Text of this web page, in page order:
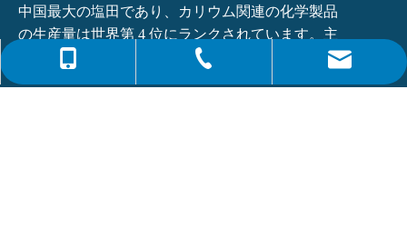
0086-532-85708217
0086-4008266163-82717
info@hiseachem.com
中国最大の塩田であり、カリウム関連の化学製品
の生産量は世界第 4 位にランクされています。主